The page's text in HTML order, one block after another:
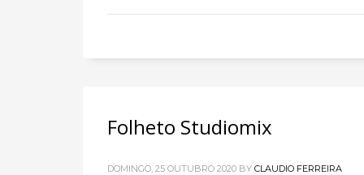
Folheto Studiomix
DOMINGO, 25 OUTUBRO 2020 BY CLAUDIO FERREIRA